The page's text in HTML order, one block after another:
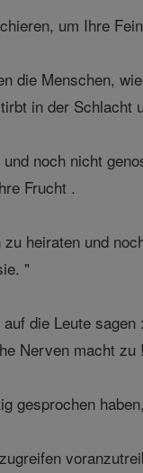
um Ihre
die Menschen,
in der Schlacht
noch nicht
Frucht .
heiraten und
"
die Leute
Nerven macht zu
gesprochen